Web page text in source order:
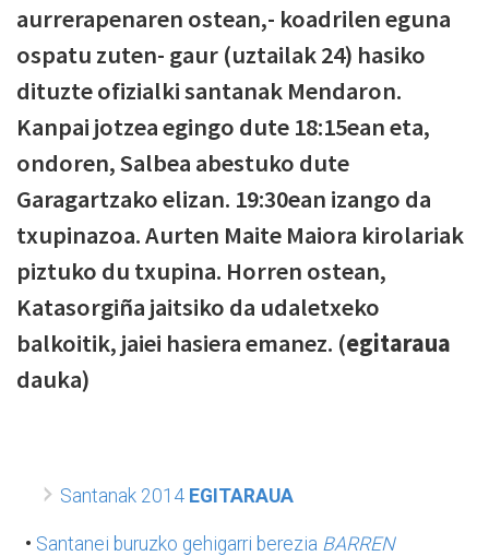
aurrerapenaren ostean,- koadrilen eguna
ospatu zuten- gaur (uztailak 24) hasiko
dituzte ofizialki santanak Mendaron.
Kanpai jotzea egingo dute 18:15ean eta,
ondoren, Salbea abestuko dute
Garagartzako elizan. 19:30ean izango da
txupinazoa. Aurten Maite Maiora kirolariak
piztuko du txupina. Horren ostean,
Katasorgiña jaitsiko da udaletxeko
balkoitik, jaiei hasiera emanez. (egitaraua
dauka)
Santanak 2014 EGITARAUA
• Santanei buruzko gehigarri berezia BARREN